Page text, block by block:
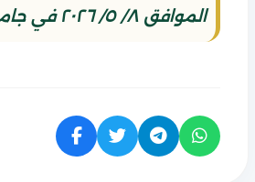
الموافق ٨/ ٥/ ٢٠٢٦ في جامع براثا ببغداد